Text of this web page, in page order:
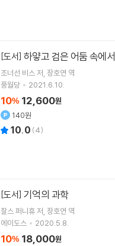
[도서] 하얗고 검은 어둠 속에서
조너선 비스저 장호연 역
풍월당
2021.6.10.
10% 12,600원
140원
10.0 (4)
[도서] 기억의 과학
찰스 퍼니휴저 장호연 역
에이도스
2020.5.8.
10% 18,000원